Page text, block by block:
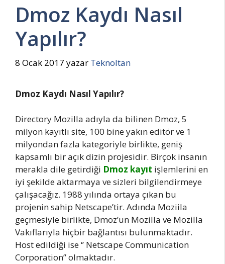
Dmoz Kaydı Nasıl
Yapılır?
8 Ocak 2017 yazar Teknoltan
Dmoz Kaydı Nasıl Yapılır?
Directory Mozilla adıyla da bilinen Dmoz, 5
milyon kayıtlı site, 100 bine yakın editör ve 1
milyondan fazla kategoriyle birlikte, geniş
kapsamlı bir açık dizin projesidir. Birçok insanın
merakla dile getirdiği Dmoz kayıt işlemlerini en
iyi şekilde aktarmaya ve sizleri bilgilendirmeye
çalışacağız. 1988 yılında ortaya çıkan bu
projenin sahip Netscape’tir. Adında Moziila
geçmesiyle birlikte, Dmoz’un Mozilla ve Mozilla
Vakıflarıyla hiçbir bağlantısı bulunmaktadır.
Host edildiği ise ‘’ Netscape Communication
Corporation’’ olmaktadır.